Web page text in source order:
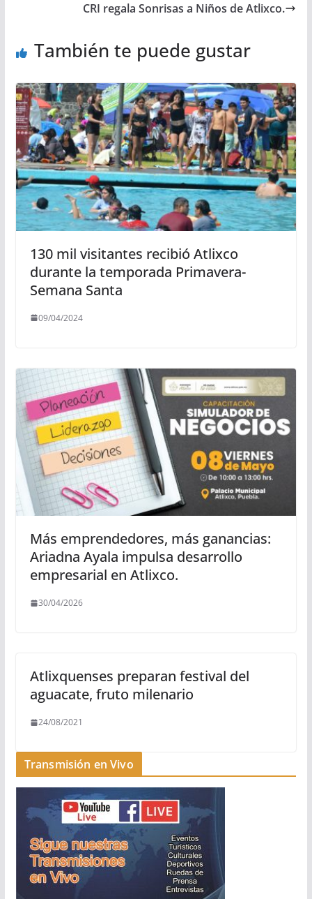
CRI regala Sonrisas a Niños de Atlixco.
También te puede gustar
130 mil visitantes recibió Atlixco
durante la temporada Primavera-
Semana Santa
09/04/2024
Más emprendedores, más ganancias:
Ariadna Ayala impulsa desarrollo
empresarial en Atlixco.
30/04/2026
Atlixquenses preparan festival del
aguacate, fruto milenario
24/08/2021
Transmisión en Vivo